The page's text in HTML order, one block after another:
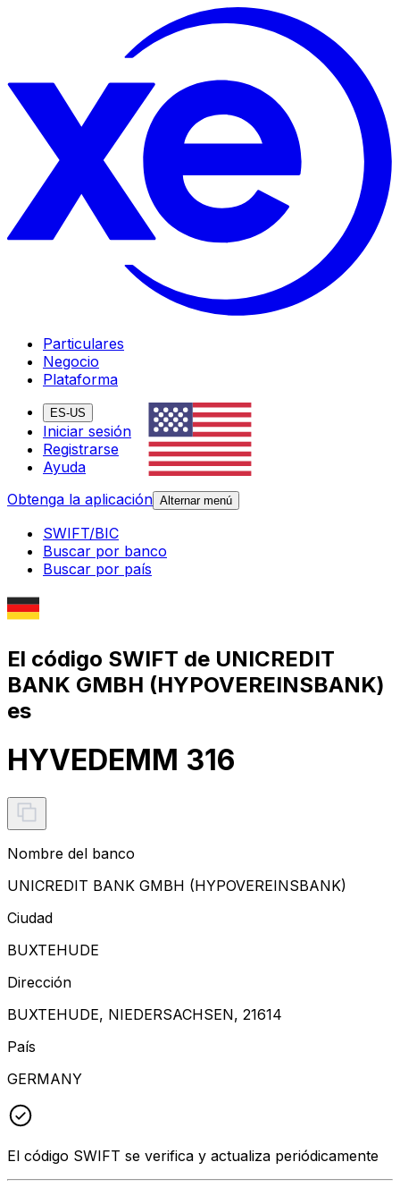
Particulares
Negocio
Plataforma
ES-US
Iniciar sesión
Registrarse
Ayuda
Obtenga la aplicación Alternar menú
SWIFT/BIC
Buscar por banco
Buscar por país
El código SWIFT de UNICREDIT
BANK GMBH (HYPOVEREINSBANK)
es
HYVEDEMM 316
Nombre del banco
UNICREDIT BANK GMBH (HYPOVEREINSBANK)
Ciudad
BUXTEHUDE
Dirección
BUXTEHUDE, NIEDERSACHSEN, 21614
País
GERMANY
El código SWIFT se verifica y actualiza periódicamente